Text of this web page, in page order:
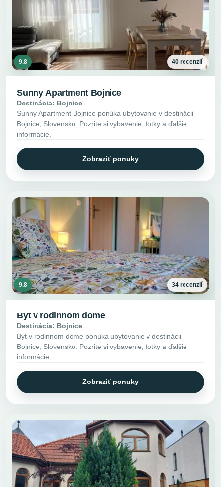
9.8 40 recenzií
Sunny Apartment Bojnice
Destinácia: Bojnice
Sunny Apartment Bojnice ponúka ubytovanie v destinácii
Bojnice, Slovensko. Pozrite si vybavenie, fotky a ďalšie
informácie.
Zobraziť ponuky
9.8 34 recenzií
Byt v rodinnom dome
Destinácia: Bojnice
Byt v rodinnom dome ponúka ubytovanie v destinácii
Bojnice, Slovensko. Pozrite si vybavenie, fotky a ďalšie
informácie.
Zobraziť ponuky